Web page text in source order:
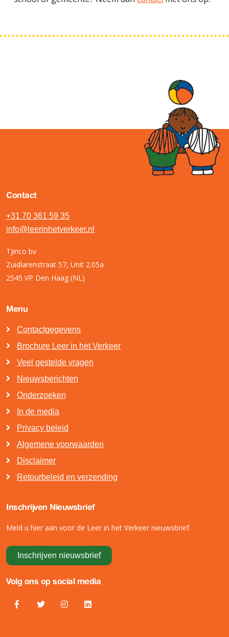
Contact
+31 70 361 59 35
info@leerinhetverkeer.nl
Tjinco bv
Zuidlarenstraat 57, Unit 2.05a
2545 VP Den Haag (NL)
Menu
Contactgegevens
Brochure Leer in het Verkeer
Veel gestelde vragen
Nieuwsberichten
Onderzoeken
In de media
Privacy beleid
Algemene voorwaarden
Disclaimer
Retourbeleid en verzending
Inschrijven Nieuwsbrief
Meld u hier aan voor de Leer in het Verkeer nieuwsbrief.
Inschrijven nieuwsbrief
Volg ons op social media